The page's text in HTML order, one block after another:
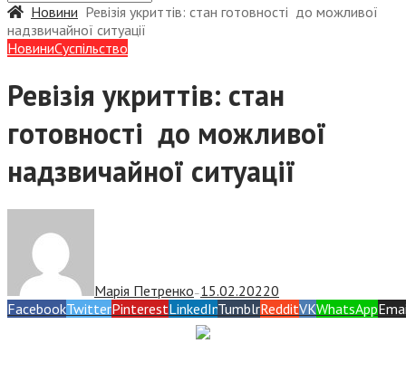
Новини Ревізія укриттів: стан готовності до можливої
надзвичайної ситуації
НовиниСуспiльство
Ревізія укриттів: стан
готовності до можливої
надзвичайної ситуації
Марія Петренко — 15.02.20220
FacebookTwitterPinterestLinkedInTumblrRedditVKWhatsApp